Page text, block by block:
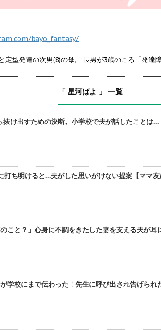
bayo_fantasy/
定型発達の次男(8)の母。 長男が3歳のころ「発
「 星河ばよ 」 一覧
抜け出すための決断。小学校で夫が話したことは
打ち明けると…夫がした思いがけない提案【ママ
のこと？」心身に不調をきたした妻を支える夫が
学校にまで伝わった！先生に呼び出され告げら